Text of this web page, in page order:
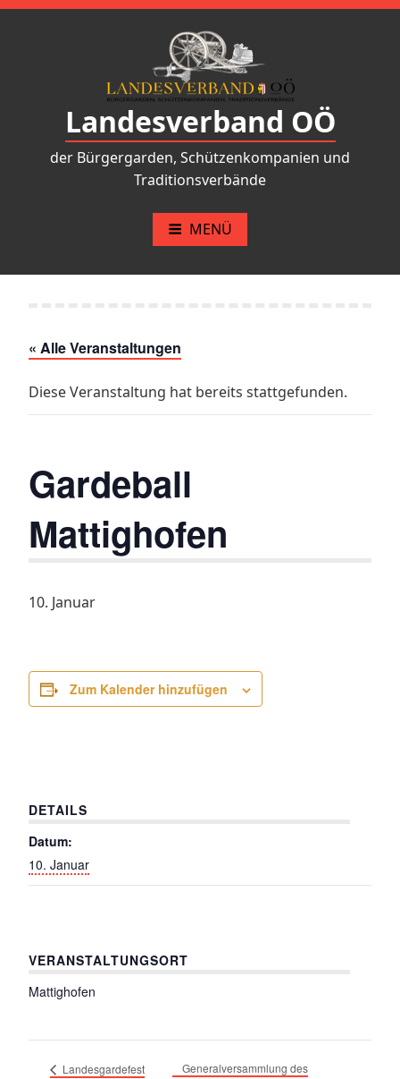
Zum
Landesverband OÖ
der Bürgergarden, Schützenkompanien und
Traditionsverbände
MENÜ
« Alle Veranstaltungen
Diese Veranstaltung hat bereits stattgefunden.
Gardeball
Mattighofen
10. Januar
Zum Kalender hinzufügen
DETAILS
Datum:
10. Januar
VERANSTALTUNGSORT
Mattighofen
Landesgardefest
Generalversammlung des